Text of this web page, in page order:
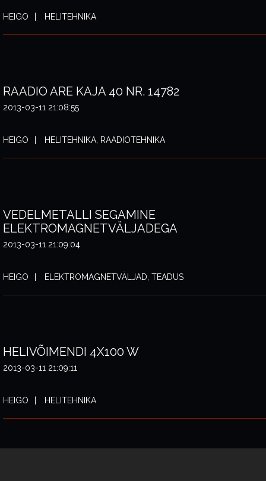
HEIGO HELITEHNIKA
RAADIO ARE KAJA 40 NR. 14782
2013-03-11 21:08:55
HEIGO HELITEHNIKA, RAADIOTEHNIKA
VEDELMETALLI SEGAMINE
ELEKTROMAGNETVÄLJADEGA
2013-03-11 21:09:04
HEIGO ELEKTROMAGNETVÄLJAD, TEADUS
HELIVÕIMENDI 4X100 W
2013-03-11 21:09:11
HEIGO HELITEHNIKA